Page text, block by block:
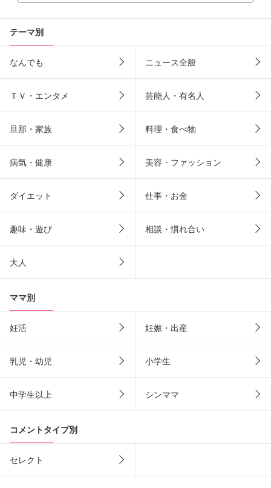
テーマ別
なんでも ニュース全般
ＴＶ・エンタメ 芸能人・有名人
旦那・家族 料理・食べ物
病気・健康 美容・ファッション
ダイエット 仕事・お金
趣味・遊び 相談・慣れ合い
大人
ママ別
妊活 妊娠・出産
乳児・幼児 小学生
中学生以上 シンママ
コメントタイプ別
セレクト